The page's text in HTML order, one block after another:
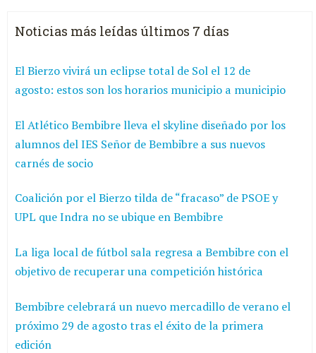
Noticias más leídas últimos 7 días
El Bierzo vivirá un eclipse total de Sol el 12 de
agosto: estos son los horarios municipio a municipio
El Atlético Bembibre lleva el skyline diseñado por los
alumnos del IES Señor de Bembibre a sus nuevos
carnés de socio
Coalición por el Bierzo tilda de “fracaso” de PSOE y
UPL que Indra no se ubique en Bembibre
La liga local de fútbol sala regresa a Bembibre con el
objetivo de recuperar una competición histórica
Bembibre celebrará un nuevo mercadillo de verano el
próximo 29 de agosto tras el éxito de la primera
edición